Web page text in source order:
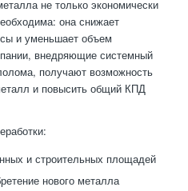
не только экономически
она снижает
и уменьшает объем
внедряющие системный
получают возможность
и повысить общий КПД
и строительных площадей
нового металла